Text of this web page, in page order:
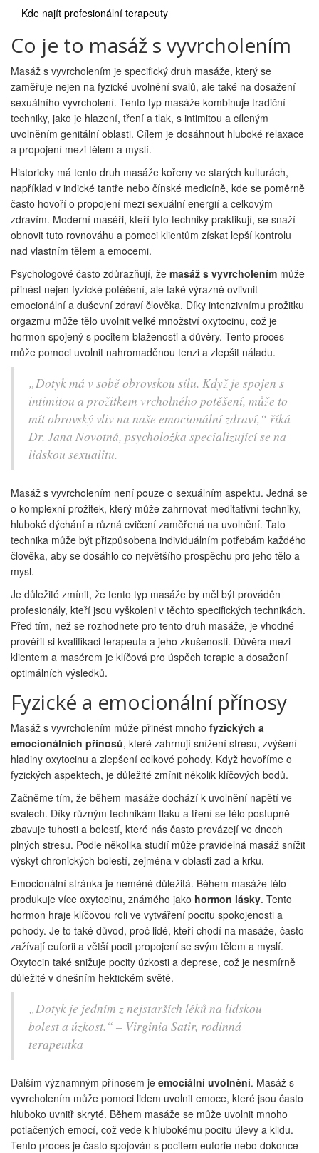
Kde najít profesionální terapeuty
Co je to masáž s vyvrcholením
Masáž s vyvrcholením je specifický druh masáže, který se
zaměřuje nejen na fyzické uvolnění svalů, ale také na dosažení
sexuálního vyvrcholení. Tento typ masáže kombinuje tradiční
techniky, jako je hlazení, tření a tlak, s intimitou a cíleným
uvolněním genitální oblasti. Cílem je dosáhnout hluboké relaxace
a propojení mezi tělem a myslí.
Historicky má tento druh masáže kořeny ve starých kulturách,
například v indické tantře nebo čínské medicíně, kde se poměrně
často hovoří o propojení mezi sexuální energií a celkovým
zdravím. Moderní maséři, kteří tyto techniky praktikují, se snaží
obnovit tuto rovnováhu a pomoci klientům získat lepší kontrolu
nad vlastním tělem a emocemi.
Psychologové často zdůrazňují, že masáž s vyvrcholením může
přinést nejen fyzické potěšení, ale také výrazně ovlivnit
emocionální a duševní zdraví člověka. Díky intenzivnímu prožitku
orgazmu může tělo uvolnit velké množství oxytocinu, což je
hormon spojený s pocitem blaženosti a důvěry. Tento proces
může pomoci uvolnit nahromaděnou tenzi a zlepšit náladu.
„Dotyk má v sobě obrovskou sílu. Když je spojen s
intimitou a prožitkem vrcholného potěšení, může to
mít obrovský vliv na naše emocionální zdraví,“ říká
Dr. Jana Novotná, psycholožka specializující se na
lidskou sexualitu.
Masáž s vyvrcholením není pouze o sexuálním aspektu. Jedná se
o komplexní prožitek, který může zahrnovat meditativní techniky,
hluboké dýchání a různá cvičení zaměřená na uvolnění. Tato
technika může být přizpůsobena individuálním potřebám každého
člověka, aby se dosáhlo co největšího prospěchu pro jeho tělo a
mysl.
Je důležité zmínit, že tento typ masáže by měl být prováděn
profesionály, kteří jsou vyškoleni v těchto specifických technikách.
Před tím, než se rozhodnete pro tento druh masáže, je vhodné
prověřit si kvalifikaci terapeuta a jeho zkušenosti. Důvěra mezi
klientem a masérem je klíčová pro úspěch terapie a dosažení
optimálních výsledků.
Fyzické a emocionální přínosy
Masáž s vyvrcholením může přinést mnoho fyzických a
emocionálních přínosů, které zahrnují snížení stresu, zvýšení
hladiny oxytocinu a zlepšení celkové pohody. Když hovoříme o
fyzických aspektech, je důležité zmínit několik klíčových bodů.
Začněme tím, že během masáže dochází k uvolnění napětí ve
svalech. Díky různým technikám tlaku a tření se tělo postupně
zbavuje tuhosti a bolestí, které nás často provázejí ve dnech
plných stresu. Podle několika studií může pravidelná masáž snížit
výskyt chronických bolestí, zejména v oblasti zad a krku.
Emocionální stránka je neméně důležitá. Během masáže tělo
produkuje více oxytocinu, známého jako hormon lásky. Tento
hormon hraje klíčovou roli ve vytváření pocitu spokojenosti a
pohody. Je to také důvod, proč lidé, kteří chodí na masáže, často
zažívají euforii a větší pocit propojení se svým tělem a myslí.
Oxytocin také snižuje pocity úzkosti a deprese, což je nesmírně
důležité v dnešním hektickém světě.
„Dotyk je jedním z nejstarších léků na lidskou
bolest a úzkost.“ – Virginia Satir, rodinná
terapeutka
Dalším významným přínosem je emociální uvolnění. Masáž s
vyvrcholením může pomoci lidem uvolnit emoce, které jsou často
hluboko uvnitř skryté. Během masáže se může uvolnit mnoho
potlačených emocí, což vede k hlubokému pocitu úlevy a klidu.
Tento proces je často spojován s pocitem euforie nebo dokonce